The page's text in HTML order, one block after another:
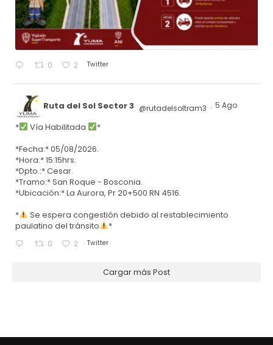
0 2 Twitter
Ruta del Sol Sector 3 @rutadelsoltram3 · 5 Ago
* Vía Habilitada
*
*Fecha:* 05/08/2026.
*Hora:* 15:15hrs.
*Dpto.:* Cesar.
*Tramo:* San Roque - Bosconia.
*Ubicación:* La Aurora, Pr 20+500 RN 4516.
*
Se espera congestión debido al restablecimiento
paulatino del tránsito
*
0 2 Twitter
Cargar más Post